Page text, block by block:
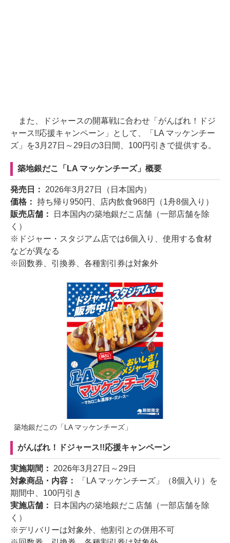
また、ドジャースの開幕戦に合わせ「がんばれ！ドジ
ャース!!応援キャンペーン」として、「LA マッケンチー
ズ」を3月27日～29日の3日間、100円引きで提供する。
築地銀だこ「LA マッケンチーズ」概要
発売日： 2026年3月27日（日本国内）
価格： 持ち帰り950円、店内飲食968円（1舟8個入り）
販売店舗：
日本国内の築地銀だこ店舗（一部店舗を除
く）
※ドジャー・スタジアム店では6個入り、使用する食材
などが異なる
※回数券、引換券、各種割引券は対象外
築地銀だこの「LA マッケンチーズ」
がんばれ！ドジャース!!応援キャンペーン
実施期間： 2026年3月27日～29日
対象商品・内容：
「LA マッケンチーズ」（8個入り）を
期間中、100円引き
実施店舗：
日本国内の築地銀だこ店舗（一部店舗を除
く）
※デリバリーは対象外、他割引との併用不可